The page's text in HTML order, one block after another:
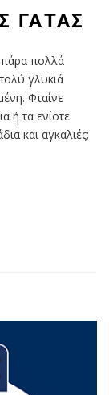
ΓΆΤΑΣ
πάρα πολλά
γλυκιά
Φταίνε
ή τα ενίοτε
και αγκαλιές;